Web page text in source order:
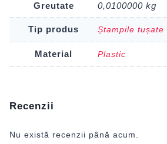
Greutate 0,0100000 kg
Tip produs Ștampile tușate
Material Plastic
Recenzii
Nu există recenzii până acum.